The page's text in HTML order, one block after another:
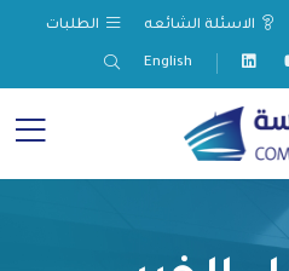
الاسئلة الشائعه
الطلبات
English